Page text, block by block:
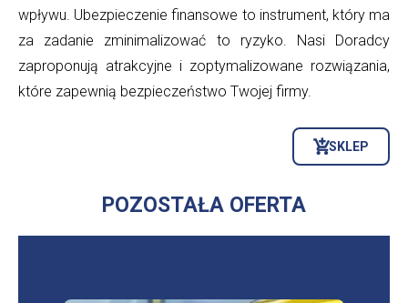
wpływu. Ubezpieczenie finansowe to instrument, który ma
za zadanie zminimalizować to ryzyko. Nasi Doradcy
zaproponują atrakcyjne i zoptymalizowane rozwiązania,
które zapewnią bezpieczeństwo Twojej firmy.
SKLEP
OTWORZY
SIĘ
POZOSTAŁA OFERTA